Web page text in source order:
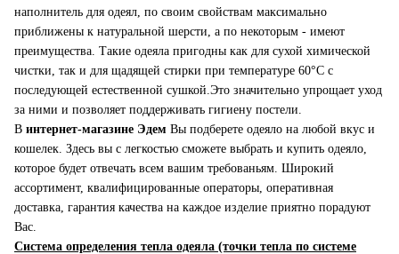
наполнитель для одеял, по своим свойствам максимально
приближены к натуральной шерсти, а по некоторым - имеют
преимущества. Такие одеяла пригодны как для сухой химической
чистки, так и для щадящей стирки при температуре 60°С с
последующей естественной сушкой.Это значительно упрощает уход
за ними и позволяет поддерживать гигиену постели.
В интернет-магазине Эдем Вы подберете одеяло на любой вкус и
кошелек. Здесь вы с легкостью сможете выбрать и купить одеяло,
которое будет отвечать всем вашим требованьям. Широкий
ассортимент, квалифицированные операторы, оперативная
доставка, гарантия качества на каждое изделие приятно порадуют
Вас.
Система определения тепла одеяла (точки тепла по системе